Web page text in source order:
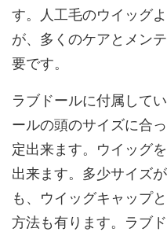
す。人工毛のウイッグ
が、多くのケアとメン
要です。
ラブドールに付属して
ールの頭のサイズに合
定出来ます。ウイッグ
出来ます。多少サイズ
も、ウイッグキャップ
方法も有ります。ラブ